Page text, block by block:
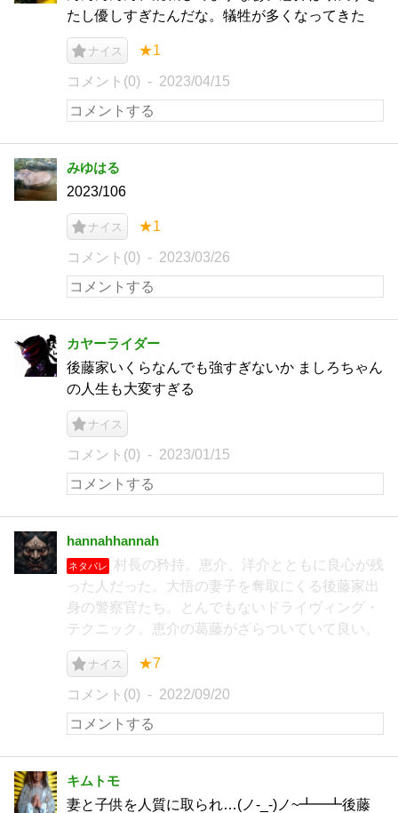
たし優しすぎたんだな。犠牲が多くなってきた
ナイス ★1
コメント(0) 2023/04/15
みゆはる
2023/106
ナイス ★1
コメント(0) 2023/03/26
カヤーライダー
後藤家いくらなんでも強すぎないか ましろちゃん
の人生も大変すぎる
ナイス
コメント(0) 2023/01/15
hannahhannah
ネタバレ
村長の矜持。恵介、洋介とともに良心が残
った人だった。大悟の妻子を奪取にくる後藤家出
身の警察官たち。とんでもないドライヴィング・
テクニック。恵介の葛藤がざらついていて良い。
ナイス ★7
コメント(0) 2022/09/20
キムトモ
妻と子供を人質に取られ…(ノ-_-)ノ~┻━┻後藤